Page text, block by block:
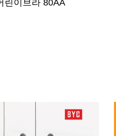
린이브라 80AA